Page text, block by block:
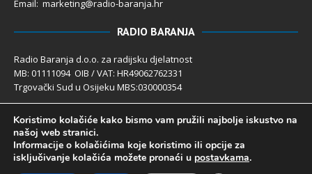
Email: marketing@radio-baranja.hr
RADIO BARANJA
Radio Baranja d.o.o. za radijsku djelatnost
MB: 01111094 OIB / VAT: HR49062762331
Trgovački Sud u Osijeku MBS:030000354
Temeljni kapital 2.600,00 € uplaćen u cijelosti
Poslovni račun PBZ: 2340009-1100121402
IBAN: HR4123400091100121402
Uprava društva: Ivanka Rusan
Koristimo kolačiće kako bismo vam pružili najbolje iskustvo na
našoj web stranici.
Informacije o kolačićima koje koristimo ili opcije za
isključivanje kolačića možete pronaći u postavkama.